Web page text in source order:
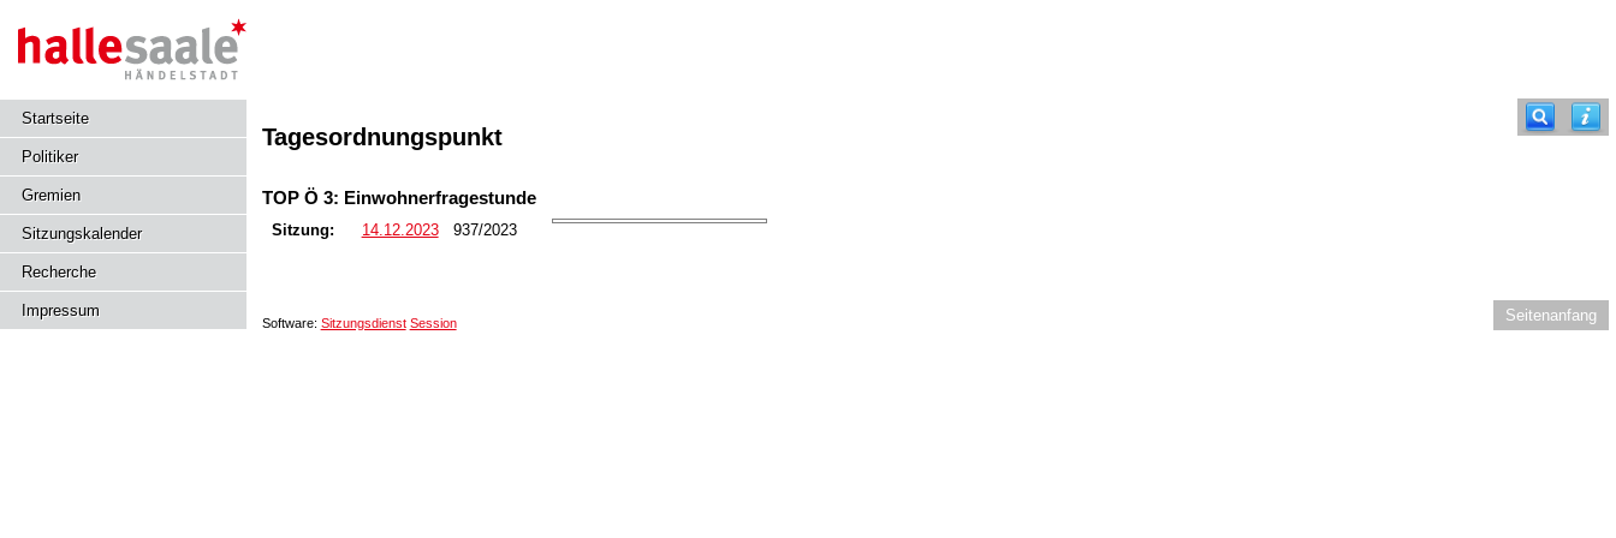
Startseite
Politiker
Gremien
Sitzungskalender
Recherche
Impressum
Tagesordnungspunkt
TOP Ö 3: Einwohnerfragestunde
Sitzung: 14.12.2023937/2023
Seitenanfang
Software: Sitzungsdienst Session